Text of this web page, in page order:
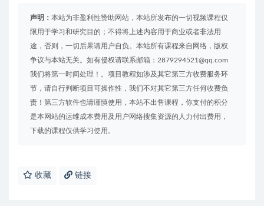
声明： 本站为非盈利性赞助网站，本站所发布的一切视频课程仅
限用于学习和研究目的；不得将上述内容用于商业或者非法用
途，否则，一切后果请用户自负。本站所有课程来自网络，版权
争议与本站无关。如有侵权请联系邮箱：2879294521@qq.com
我们将第一时间处理！。项目教程如涉及其它第三方收费服务环
节，请自行判断项目可操作性，我们不对其它第三方任何收费负
责！第三方软件也请谨慎使用，本站不出售课程，你支付的积分
是本网站的运维成本费用及用户网络搜集资源的人力付出费用，
下载的课程仅供学习使用。
收藏 链接